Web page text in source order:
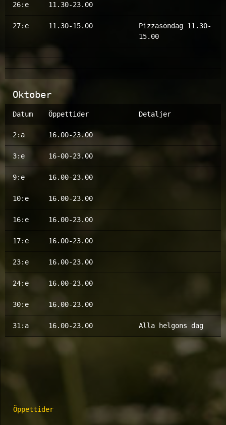
26:e 11.30-23.00
27:e 11.30-15.00
Pizzasöndag 11.30-
15.00
Oktober
Datum Öppettider Detaljer
2:a 16.00-23.00
3:e 16-00-23.00
9:e 16.00-23.00
10:e 16.00-23.00
16:e 16.00-23.00
17:e 16.00-23.00
23:e 16.00-23.00
24:e 16.00-23.00
30:e 16.00-23.00
31:a 16.00-23.00 Alla helgons dag
Öppettider